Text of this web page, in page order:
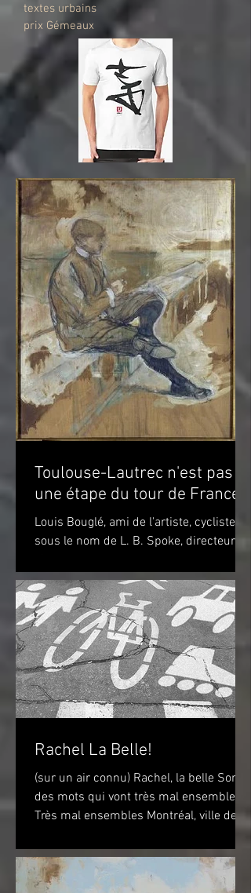
textes urbains
prix Gémeaux
Toulouse-Lautrec n'est pas
une étape du tour de France!
Louis Bouglé, ami de l'artiste, cycliste
sous le nom de L. B. Spoke, directeur de
Lautrec 1898 (huile...
Rachel La Belle!
(sur un air connu) Rachel, la belle Sont
des mots qui vont très mal ensembles
Très mal ensembles Montréal, ville de